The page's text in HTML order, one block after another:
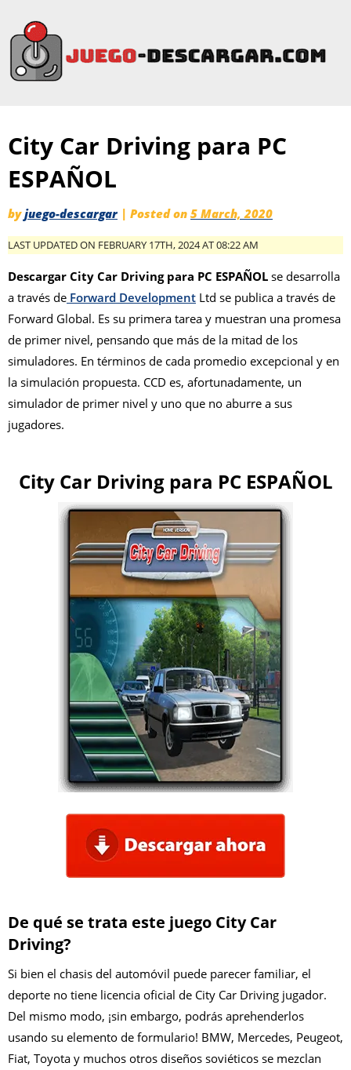
City Car Driving para PC
ESPAÑOL
byjuego-descargar | Posted on 5 March, 2020
LAST UPDATED ON FEBRUARY 17TH, 2024 AT 08:22 AM
Descargar City Car Driving para PC ESPAÑOL se desarrolla
a través de Forward Development Ltd se publica a través de
Forward Global. Es su primera tarea y muestran una promesa
de primer nivel, pensando que más de la mitad de los
simuladores. En términos de cada promedio excepcional y en
la simulación propuesta. CCD es, afortunadamente, un
simulador de primer nivel y uno que no aburre a sus
jugadores.
City Car Driving para PC ESPAÑOL
De qué se trata este juego City Car
Driving?
Si bien el chasis del automóvil puede parecer familiar, el
deporte no tiene licencia oficial de City Car Driving jugador.
Del mismo modo, ¡sin embargo, podrás aprehenderlos
usando su elemento de formulario! BMW, Mercedes, Peugeot,
Fiat, Toyota y muchos otros diseños soviéticos se mezclan